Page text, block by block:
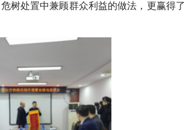
树处置中兼顾群众利益的做法，更赢得了